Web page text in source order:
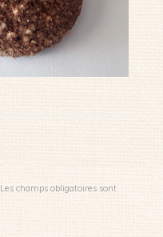
Les champs obligatoires sont